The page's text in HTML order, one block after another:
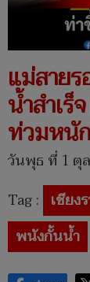
แม่สาย
น้ำสำเ
ท่วมหนัก
วันพุธ ที่ 1 ตุ
Tag : เชียง
พนังกั้นน้ำ